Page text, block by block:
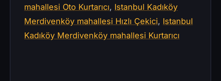
mahallesi Oto Kurtarıcı, Istanbul Kadıköy
Merdivenköy mahallesi Hızlı Çekici, Istanbul
Kadıköy Merdivenköy mahallesi Kurtarıcı